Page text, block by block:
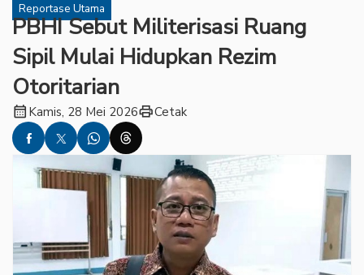
Reportase Utama
PBHI Sebut Militerisasi Ruang
Sipil Mulai Hidupkan Rezim
Otoritarian
calendar_month Kamis, 28 Mei 2026printCetak